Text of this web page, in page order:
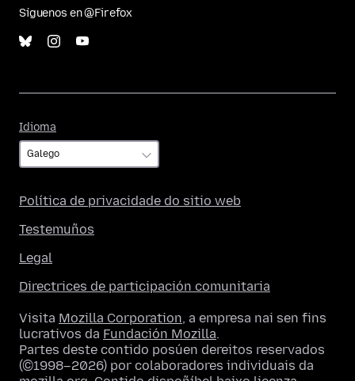
Síguenos en @Firefox
Idioma
Política de privacidade do sitio web
Testemuños
Legal
Directrices de participación comunitaria
Visita Mozilla Corporation, a empresa nai sen fins
lucrativos da Fundación Mozilla.
Partes deste contido posúen dereitos reservados
(©1998–2026) por colaboradores individuais da